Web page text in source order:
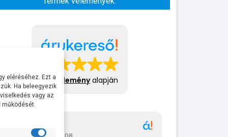
413 véleményalapján
Gábor
eléréséhez. Ezt a
Ha beleegyezik
vagy az
működését